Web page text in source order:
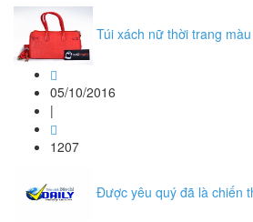
Túi xách nữ thời trang
05/10/2016
|
1207
Được yêu quý đã là chiến